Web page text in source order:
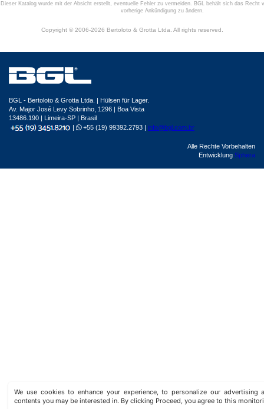
Dieser Katalog wurde mit der Absicht erstellt, eventuelle Fehler zu vermeiden. BGL behält sich das Recht
vorherige Ankündigung zu ändern.
Copyright © 2006-2026 Bertoloto & Grotta Ltda. All rights reserved.
We use cookies to enhance your experience, to personalize our advertising
contents you may be interested in. By clicking Proceed, you agree to this
BGL - Bertoloto & Grotta Ltda. | Hülsen für Lager.
Av. Major José Levy Sobrinho, 1296 | Boa Vista
13486.190 | Limeira-SP | Brasil
|
+55 (19) 99392.2793 | info@bgl.com.br
Alle Rechte Vorbehalten
Entwicklung Sphera